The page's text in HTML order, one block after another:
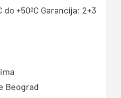
do +50ºC Garancija: 2+3
Beograd